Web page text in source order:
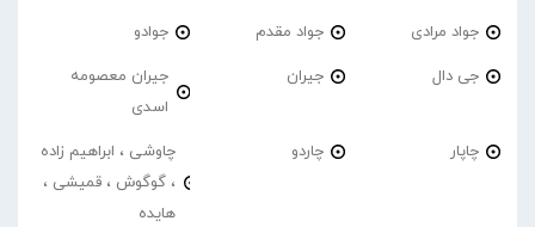
جواد مرادی جواد مقدم جوادو
جی دال جیران
جیران معصومه
اسدی
چاپار چاردو
چاوشی ، ابراهیم زاده
، گوگوش ، قمیشی ،
هایده